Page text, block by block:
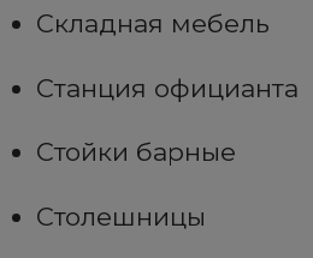
Складная мебель
Станция официанта
Стойки барные
Столешницы